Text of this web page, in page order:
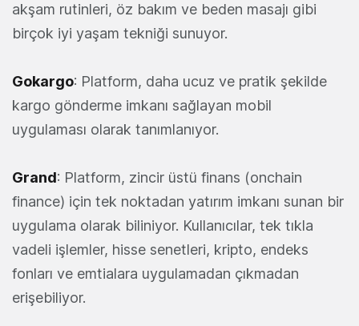
akşam rutinleri, öz bakım ve beden masajı gibi
birçok iyi yaşam tekniği sunuyor.
Gokargo: Platform, daha ucuz ve pratik şekilde
kargo gönderme imkanı sağlayan mobil
uygulaması olarak tanımlanıyor.
Grand: Platform, zincir üstü finans (onchain
finance) için tek noktadan yatırım imkanı sunan bir
uygulama olarak biliniyor. Kullanıcılar, tek tıkla
vadeli işlemler, hisse senetleri, kripto, endeks
fonları ve emtialara uygulamadan çıkmadan
erişebiliyor.